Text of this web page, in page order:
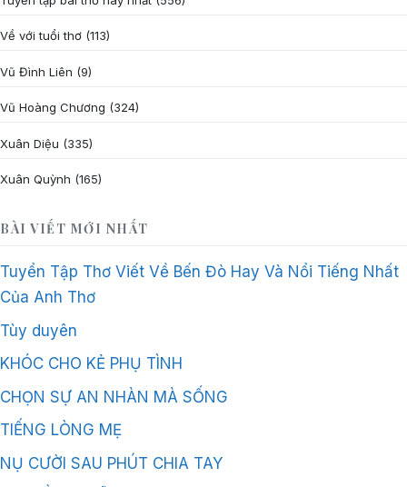
Về với tuổi thơ (113)
Vũ Đình Liên (9)
Vũ Hoàng Chương (324)
Xuân Diệu (335)
Xuân Quỳnh (165)
BÀI VIẾT MỚI NHẤT
Tuyển Tập Thơ Viết Về Bến Đò Hay Và Nổi Tiếng Nhất
Của Anh Thơ
Tùy duyên
KHÓC CHO KẺ PHỤ TÌNH
CHỌN SỰ AN NHÀN MÀ SỐNG
TIẾNG LÒNG MẸ
NỤ CƯỜI SAU PHÚT CHIA TAY